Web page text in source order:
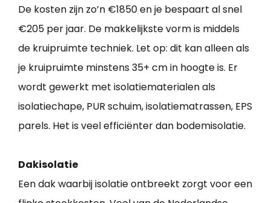
De kosten zijn zo’n €1850 en je bespaart al snel
€205 per jaar. De makkelijkste vorm is middels
de kruipruimte techniek. Let op: dit kan alleen als
je kruipruimte minstens 35+ cm in hoogte is. Er
wordt gewerkt met isolatiematerialen als
isolatiechape, PUR schuim, isolatiematrassen, EPS
parels. Het is veel efficiënter dan bodemisolatie.
Dakisolatie
Een dak waarbij isolatie ontbreekt zorgt voor een